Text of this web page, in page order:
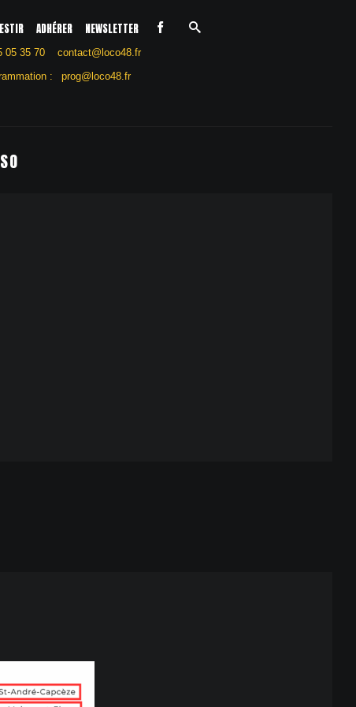
ADHÉRER NEWSLETTER
05 35 70
contact@loco48.fr
:
prog@loco48.fr